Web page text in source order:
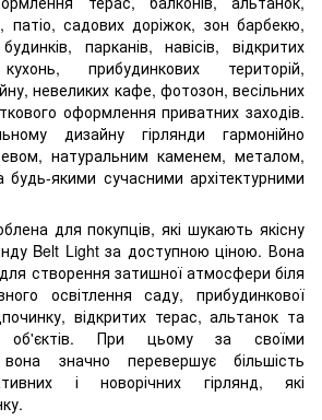
патіо, садових доріжок, зон барбекю,
парканів, навісів, відкритих
прибудинкових територій,
невеликих кафе, фотозон, весільних
оформлення приватних заходів.
дизайну гірлянди гармонійно
натуральним каменем, металом,
якими сучасними архітектурними
для покупців, які шукають якісну
Belt Light за доступною ціною. Вона
створення затишної атмосфери біля
освітлення саду, прибудинкової
відкритих терас, альтанок та
об'єктів. При цьому за своїми
вона значно перевершує більшість
і новорічних гірлянд, які